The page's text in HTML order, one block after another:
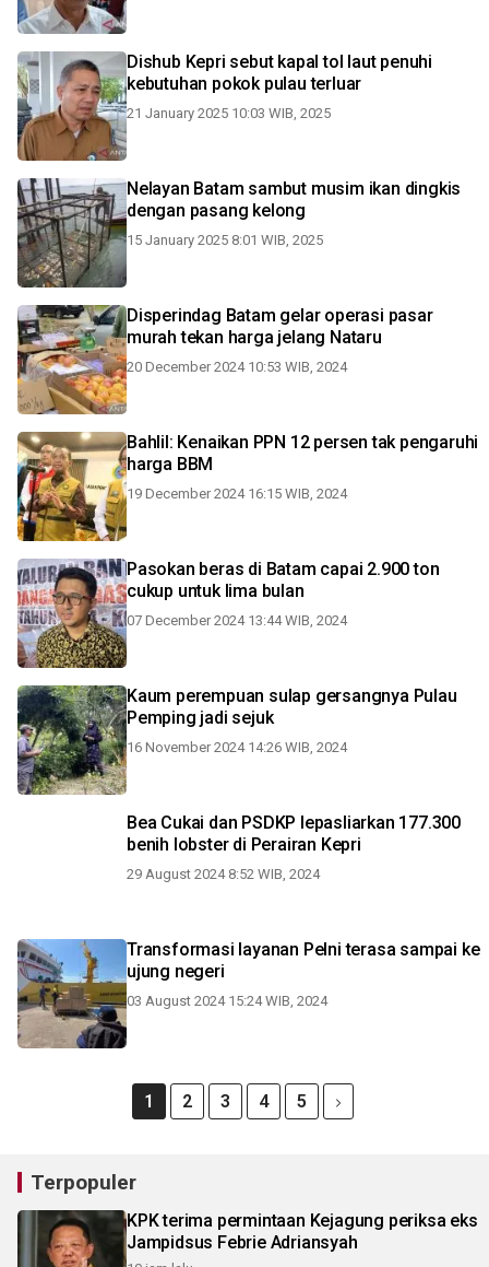
Dishub Kepri sebut kapal tol laut penuhi
kebutuhan pokok pulau terluar
21 January 2025 10:03 WIB, 2025
Nelayan Batam sambut musim ikan dingkis
dengan pasang kelong
15 January 2025 8:01 WIB, 2025
Disperindag Batam gelar operasi pasar
murah tekan harga jelang Nataru
20 December 2024 10:53 WIB, 2024
Bahlil: Kenaikan PPN 12 persen tak pengaruhi
harga BBM
19 December 2024 16:15 WIB, 2024
Pasokan beras di Batam capai 2.900 ton
cukup untuk lima bulan
07 December 2024 13:44 WIB, 2024
Kaum perempuan sulap gersangnya Pulau
Pemping jadi sejuk
16 November 2024 14:26 WIB, 2024
Bea Cukai dan PSDKP lepasliarkan 177.300
benih lobster di Perairan Kepri
29 August 2024 8:52 WIB, 2024
Transformasi layanan Pelni terasa sampai ke
ujung negeri
03 August 2024 15:24 WIB, 2024
1 2 3 4 5
Terpopuler
KPK terima permintaan Kejagung periksa eks
Jampidsus Febrie Adriansyah